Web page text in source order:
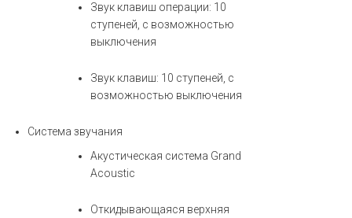
Звук клавиш операции: 10
ступеней, с возможностью
выключения
Звук клавиш: 10 ступеней, с
возможностью выключения
Система звучания
Акустическая система Grand
Acoustic
Откидывающаяся верхняя